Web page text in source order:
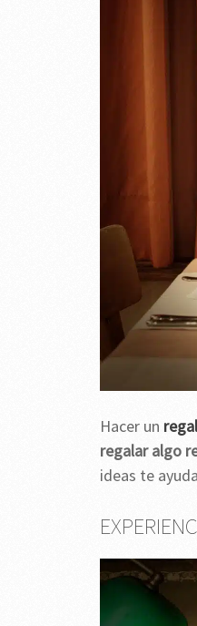
Hacer un
regalar algo
ideas te